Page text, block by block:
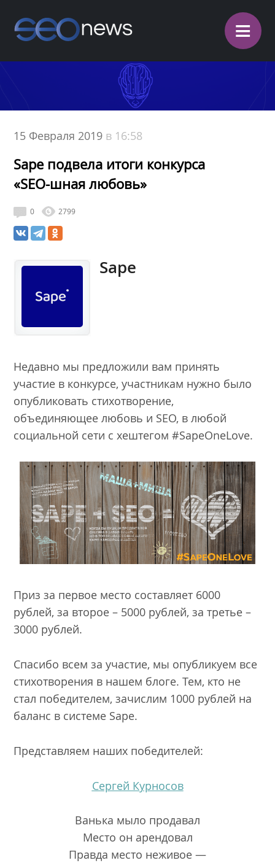
≡
15 Февраля 2019 в 16:58
Sape подвела итоги конкурса
«SEO-шная любовь»
0 2799
Sape
Недавно мы предложили вам принять
участие в конкурсе, участникам нужно было
опубликовать стихотворение,
объединяющее любовь и SEO, в любой
социальной сети с хештегом #SapeOneLove.
Приз за первое место составляет 6000
рублей, за второе – 5000 рублей, за третье –
3000 рублей.
Спасибо всем за участие, мы опубликуем все
стихотворения в нашем блоге. Тем, кто не
стал победителем, зачислим 1000 рублей на
баланс в системе Sape.
Представляем наших победителей:
Сергей Курносов
Ванька мыло продавал
Место он арендовал
Правда место неживое —